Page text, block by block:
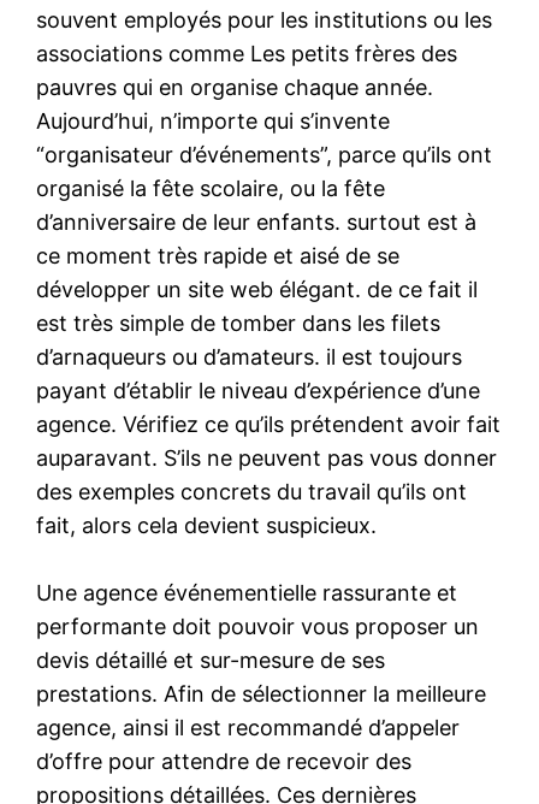
souvent employés pour les institutions ou les
associations comme Les petits frères des
pauvres qui en organise chaque année.
Aujourd’hui, n’importe qui s’invente
“organisateur d’événements”, parce qu’ils ont
organisé la fête scolaire, ou la fête
d’anniversaire de leur enfants. surtout est à
ce moment très rapide et aisé de se
développer un site web élégant. de ce fait il
est très simple de tomber dans les filets
d’arnaqueurs ou d’amateurs. il est toujours
payant d’établir le niveau d’expérience d’une
agence. Vérifiez ce qu’ils prétendent avoir fait
auparavant. S’ils ne peuvent pas vous donner
des exemples concrets du travail qu’ils ont
fait, alors cela devient suspicieux.
Une agence événementielle rassurante et
performante doit pouvoir vous proposer un
devis détaillé et sur-mesure de ses
prestations. Afin de sélectionner la meilleure
agence, ainsi il est recommandé d’appeler
d’offre pour attendre de recevoir des
propositions détaillées. Ces dernières